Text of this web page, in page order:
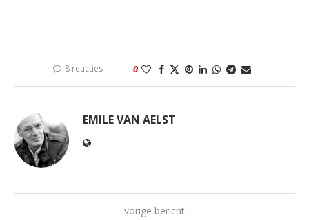
8 reacties 0
EMILE VAN AELST
vorige bericht